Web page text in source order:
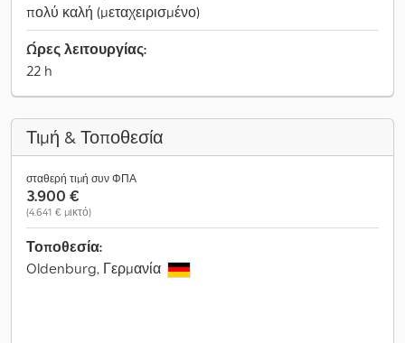
πολύ καλή (μεταχειρισμένο)
Ώρες λειτουργίας:
22 h
Τιμή & Τοποθεσία
σταθερή τιμή συν ΦΠΑ
3.900 €
(4.641 € μικτό)
Τοποθεσία:
Oldenburg, Γερμανία